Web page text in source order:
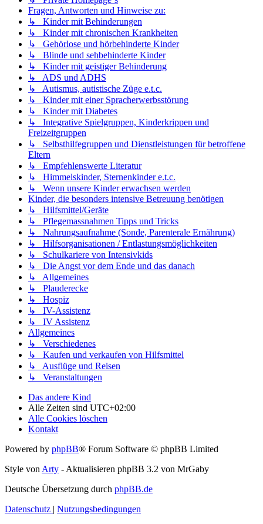
Fragen, Antworten und Hinweise zu:
↳ Kinder mit Behinderungen
↳ Kinder mit chronischen Krankheiten
↳ Gehörlose und hörbehinderte Kinder
↳ Blinde und sehbehinderte Kinder
↳ Kinder mit geistiger Behinderung
↳ ADS und ADHS
↳ Autismus, autistische Züge e.t.c.
↳ Kinder mit einer Spracherwerbsstörung
↳ Kinder mit Diabetes
↳ Integrative Spielgruppen, Kinderkrippen und
Freizeitgruppen
↳ Selbsthilfegruppen und Dienstleistungen für betroffene
Eltern
↳ Empfehlenswerte Literatur
↳ Himmelskinder, Sternenkinder e.t.c.
↳ Wenn unsere Kinder erwachsen werden
Kinder, die besonders intensive Betreuung benötigen
↳ Hilfsmittel/Geräte
↳ Pflegemassnahmen Tipps und Tricks
↳ Nahrungsaufnahme (Sonde, Parenterale Ernährung)
↳ Hilfsorganisationen / Entlastungsmöglichkeiten
↳ Schulkariere von Intensivkids
↳ Die Angst vor dem Ende und das danach
↳ Allgemeines
↳ Plauderecke
↳ Hospiz
↳ IV-Assistenz
↳ IV Assistenz
Allgemeines
↳ Verschiedenes
↳ Kaufen und verkaufen von Hilfsmittel
↳ Ausflüge und Reisen
↳ Veranstaltungen
Das andere Kind
Alle Zeiten sind UTC+02:00
Alle Cookies löschen
Kontakt
Powered by phpBB® Forum Software © phpBB Limited
Style von Arty - Aktualisieren phpBB 3.2 von MrGaby
Deutsche Übersetzung durch phpBB.de
Datenschutz | Nutzungsbedingungen